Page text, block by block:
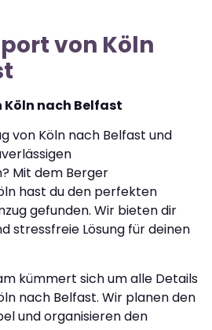
von Köln
nach Belfast
von Köln nach Belfast und
Mit dem Berger
hast du den perfekten
gefunden. Wir bieten dir
stressfreie Lösung für deinen
kümmert sich um alle Details
nach Belfast. Wir planen den
und organisieren den